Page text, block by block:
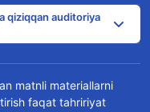
qiziqqan auditoriya
matnli materiallarni
faqat tahririyat